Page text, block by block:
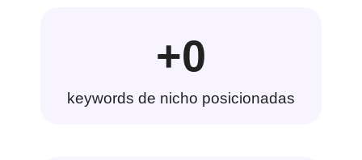
keywords de nicho posicionadas
+0